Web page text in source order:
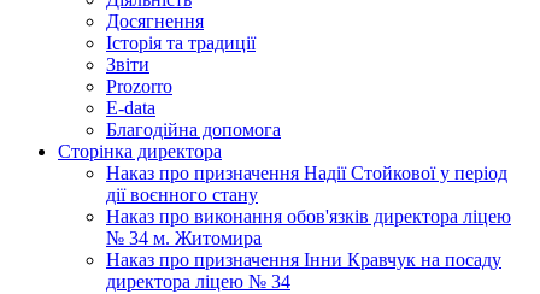
Досягнення
Історія та традиції
Звіти
Prozorro
E-data
Благодійна допомога
Сторінка директора
Наказ про призначення Надії Стойкової у період
дії воєнного стану
Наказ про виконання обов'язків директора ліцею
№ 34 м. Житомира
Наказ про призначення Інни Кравчук на посаду
директора ліцею № 34